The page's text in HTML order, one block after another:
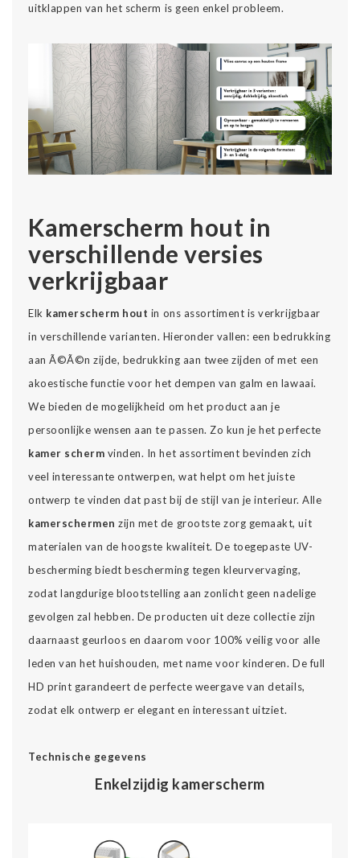
uitklappen van het scherm is geen enkel probleem.
Kamerscherm hout in
verschillende versies
verkrijgbaar
Elk kamerscherm hout in ons assortiment is verkrijgbaar
in verschillende varianten. Hieronder vallen: een bedrukking
aan Ã©Ã©n zijde, bedrukking aan twee zijden of met een
akoestische functie voor het dempen van galm en lawaai.
We bieden de mogelijkheid om het product aan je
persoonlijke wensen aan te passen. Zo kun je het perfecte
kamer scherm vinden. In het assortiment bevinden zich
veel interessante ontwerpen, wat helpt om het juiste
ontwerp te vinden dat past bij de stijl van je interieur. Alle
kamerschermen zijn met de grootste zorg gemaakt, uit
materialen van de hoogste kwaliteit. De toegepaste UV-
bescherming biedt bescherming tegen kleurvervaging,
zodat langdurige blootstelling aan zonlicht geen nadelige
gevolgen zal hebben. De producten uit deze collectie zijn
daarnaast geurloos en daarom voor 100% veilig voor alle
leden van het huishouden, met name voor kinderen. De full
HD print garandeert de perfecte weergave van details,
zodat elk ontwerp er elegant en interessant uitziet.
Technische gegevens
Enkelzijdig kamerscherm